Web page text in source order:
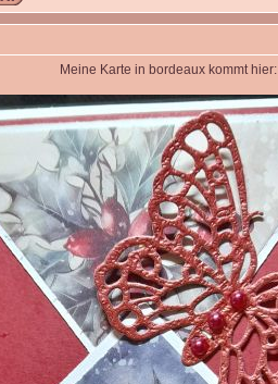
Meine Karte in bordeaux kommt hier: